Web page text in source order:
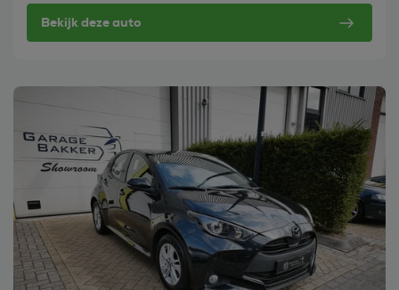
Bekijk deze auto